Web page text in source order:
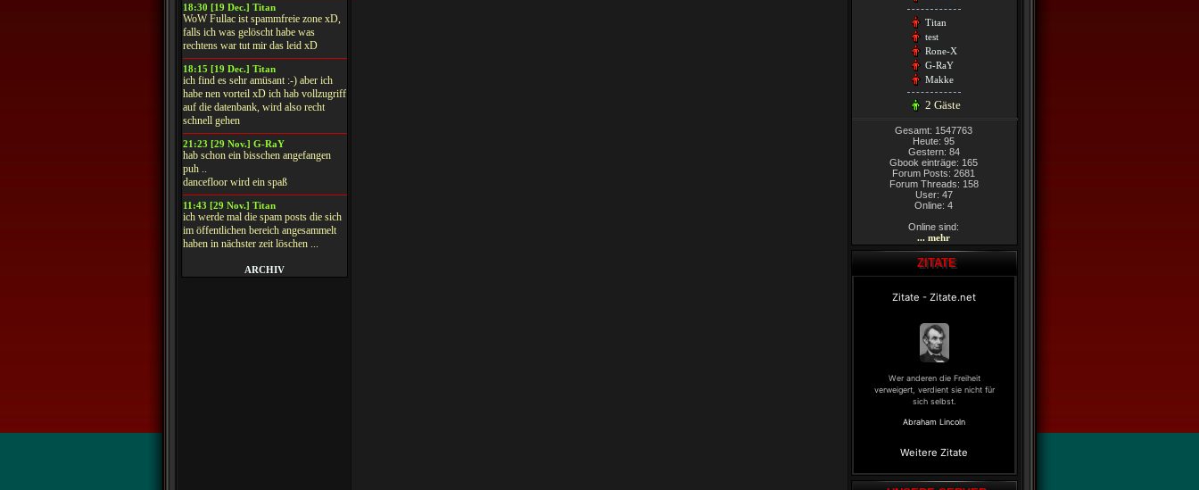
18:30 [19 Dec.] Titan
WoW Fullac ist spammfreie zone xD,
falls ich was gelöscht habe was
rechtens war tut mir das leid xD
18:15 [19 Dec.] Titan
ich find es sehr amüsant :-) aber ich
habe nen vorteil xD ich hab vollzugriff
auf die datenbank, wird also recht
schnell gehen
21:23 [29 Nov.] G-RaY
hab schon ein bisschen angefangen
puh ..
dancefloor wird ein spaß
11:43 [29 Nov.] Titan
ich werde mal die spam posts die sich
im öffentlichen bereich angesammelt
haben in nächster zeit löschen ...
ARCHIV
Titan
test
Rone-X
G-RaY
Makke
2 Gäste
Gesamt: 1547763
Heute: 95
Gestern: 84
Gbook einträge: 165
Forum Posts: 2681
Forum Threads: 158
User: 47
Online: 4
Online sind:
... mehr
ZITATE